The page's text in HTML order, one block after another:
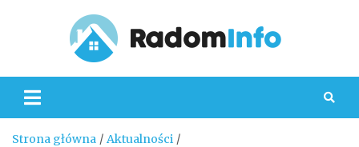
Strona główna
Aktualności